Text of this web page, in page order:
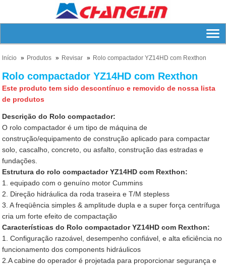
lnício Produtos Revisar Rolo compactador YZ14HD com Rexthon
Rolo compactador YZ14HD com Rexthon
Este produto tem sido descontínuo e removido de nossa lista
de produtos
Descrição do Rolo compactador:
O rolo compactador é um tipo de máquina de
construção/equipamento de construção aplicado para compactar
solo, cascalho, concreto, ou asfalto, construção das estradas e
fundações.
Estrutura do rolo compactador YZ14HD com Rexthon:
1. equipado com o genuíno motor Cummins
2. Direção hidráulica da roda traseira e T/M stepless
3. A freqüência simples & amplitude dupla e a super força centrífuga
cria um forte efeito de compactação
Características do Rolo compactador YZ14HD com Rexthon:
1. Configuração razoável, desempenho confiável, e alta eficiência no
funcionamento dos components hidráulicos
2.A cabine do operador é projetada para proporcionar segurança e